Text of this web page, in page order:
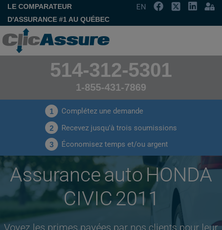
LE COMPARATEUR
D'ASSURANCE #1 AU QUÉBEC
EN
514-312-5301
1-855-431-7869
1 Complétez une demande
2 Recevez jusqu'à trois soumissions
3 Économisez temps et/ou argent
Assurance auto HONDA
CIVIC 2011
Voyez les primes payées par nos clients pour leur